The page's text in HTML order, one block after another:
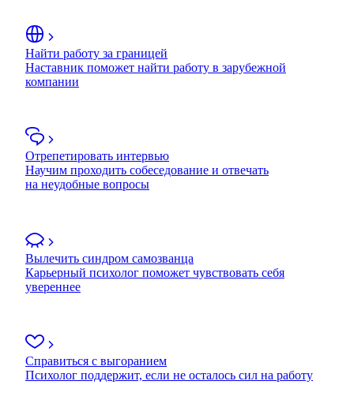
Найти работу за границей
Наставник поможет найти работу в зарубежной
компании
Отрепетировать интервью
Научим проходить собеседование и отвечать
на неудобные вопросы
Вылечить синдром самозванца
Карьерный психолог поможет чувствовать себя
увереннее
Справиться с выгоранием
Психолог поддержит, если не осталось сил на работу